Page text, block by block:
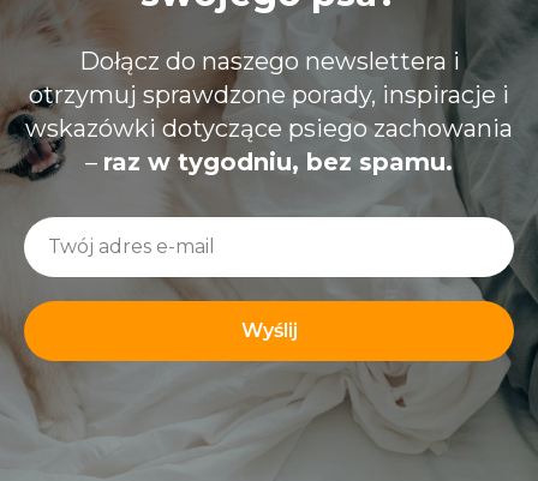
Dołącz do naszego newslettera i
otrzymuj sprawdzone porady, inspiracje i
wskazówki dotyczące psiego zachowania
– raz w tygodniu, bez spamu.
Wyślij